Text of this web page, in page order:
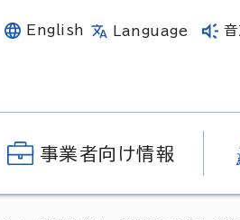
English Language
事業者向け情報